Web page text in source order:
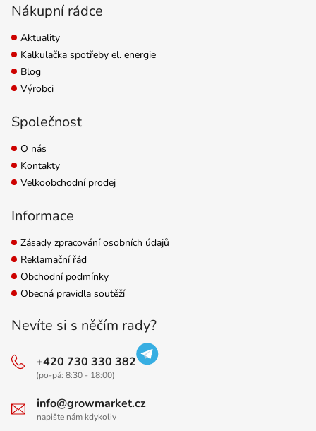
Nákupní rádce
Aktuality
Kalkulačka spotřeby el. energie
Blog
Výrobci
Společnost
O nás
Kontakty
Velkoobchodní prodej
Informace
Zásady zpracování osobních údajů
Reklamační řád
Obchodní podmínky
Obecná pravidla soutěží
Nevíte si s něčím rady?
+420 730 330 382
(po-pá: 8:30 - 18:00)
info@growmarket.cz
napište nám kdykoliv